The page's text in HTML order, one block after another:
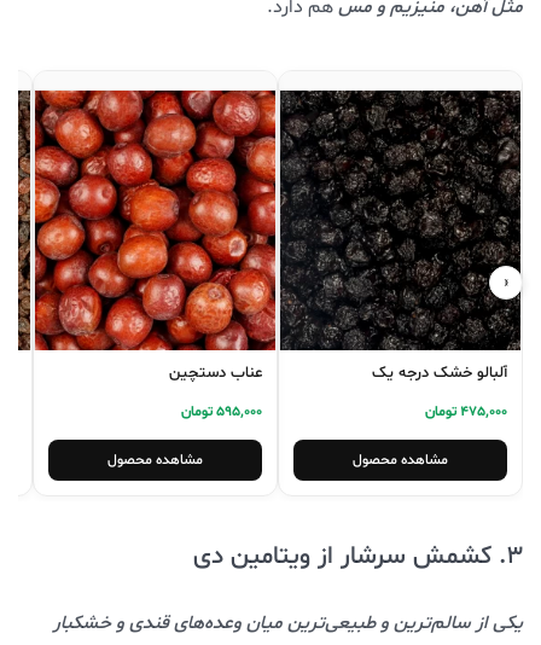
مثل آهن، منیزیم و مسهم دارد.
آلبالو خشک درجه یک
475,000 تومان
مشاهده محصول
عناب دستچین
595,000 تومان
مشاهده محصول
‹›
3. کشمش سرشار از ویتامین دی
یکی از سالم‌ترین و طبیعی‌ترین میان وعده‌های قندی و خشکبار